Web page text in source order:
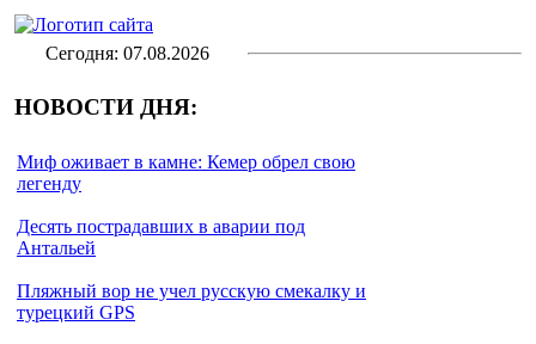
Сегодня: 07.08.2026
НОВОСТИ ДНЯ:
Миф оживает в камне: Кемер обрел свою
легенду
Десять пострадавших в аварии под
Антальей
Пляжный вор не учел русскую смекалку и
турецкий GPS